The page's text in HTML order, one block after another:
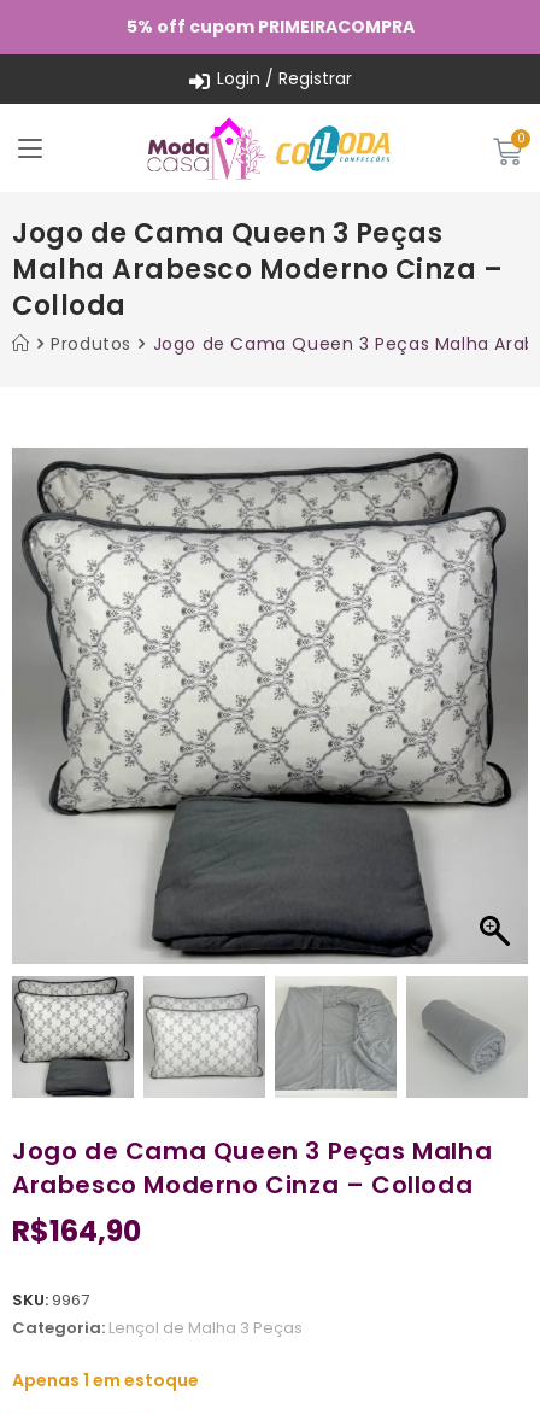
5% off cupom PRIMEIRACOMPRA
Login / Registrar
Jogo de Cama Queen 3 Peças
Malha Arabesco Moderno Cinza –
Colloda
Produtos Jogo de Cama Queen 3 Peças Malha
Jogo de Cama Queen 3 Peças Malha
Arabesco Moderno Cinza – Colloda
R$164,90
SKU:9967
Categoria: Lençol de Malha 3 Peças
Apenas 1 em estoque